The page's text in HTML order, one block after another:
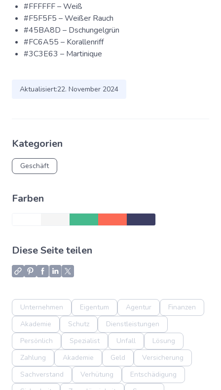
#FFFFFF – Weiß
#F5F5F5 – Weißer Rauch
#45BA8D – Dschungelgrün
#FC6A55 – Korallenriff
#3C3E63 – Martinique
Aktualisiert:22. November 2024
Kategorien
Geschäft
Farben
Diese Seite teilen
Unternehmen Eigentum Agentur
Finanzen
Akademie
Schutz
Dienstleistungen
Persönlich
Spezialist Unfall
Lösung
Zahlung
Akademie Geld
Versicherung
Sachverstand
Verhütung
Entschädigung